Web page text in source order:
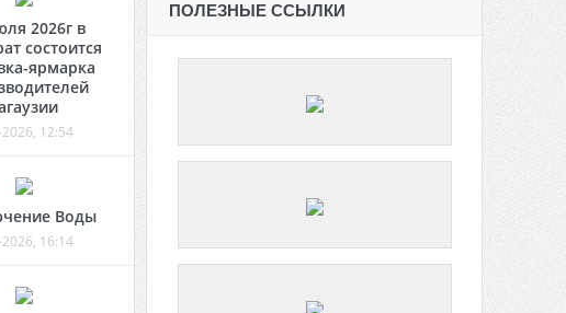
2026г в
состоится
ярмарка
12:54
Воды
16:14
ПОЛЕЗНЫЕ ССЫЛКИ